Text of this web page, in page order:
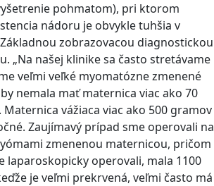
pohmatom), pri ktorom
nádoru je obvykle tuhšia v
zobrazovacou diagnostickou
„Na našej klinike sa často stretávame
veľmi veľké myomatózne zmenené
nemala mať maternica viac ako 70
vážiaca viac ako 500 gramov
Zaujímavý prípad sme operovali na
zmenenou maternicou, pričom
laparoskopicky operovali, mala 1100
je veľmi prekrvená, veľmi často má